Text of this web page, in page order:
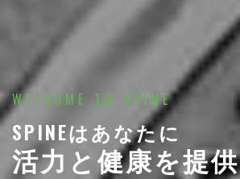
WELCOME TO SPINE
SPINEはあなたに
活力と健康を提供